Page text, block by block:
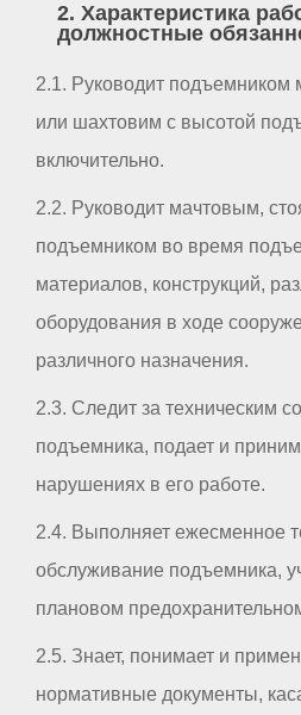
2. Характеристика
должностные
2.1. Руководит подъемником
или шахтовим с высотой
включительно.
2.2. Руководит мачтовым,
подъемником во время
материалов, конструкций,
оборудования в ходе
различного назначения.
2.3. Следит за техническим
подъемника, подает и
нарушениях в его работе.
2.4. Выполняет ежесменное
обслуживание подъемника,
плановом
2.5. Знает, понимает и
нормативные документы,